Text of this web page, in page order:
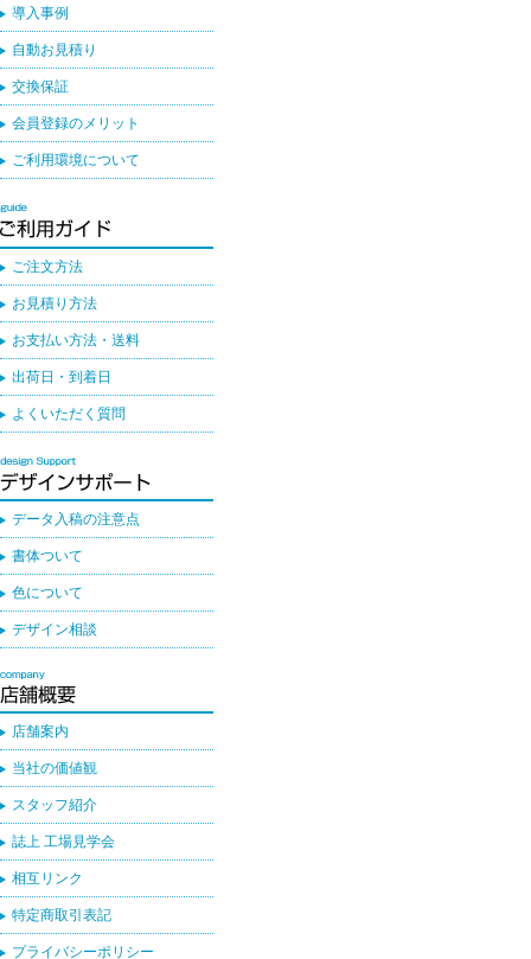
導入事例
自動お見積り
交換保証
会員登録のメリット
ご利用環境について
ご注文方法
お見積り方法
お支払い方法・送料
出荷日・到着日
よくいただく質問
データ入稿の注意点
書体ついて
色について
デザイン相談
店舗案内
当社の価値観
スタッフ紹介
誌上 工場見学会
相互リンク
特定商取引表記
プライバシーポリシー